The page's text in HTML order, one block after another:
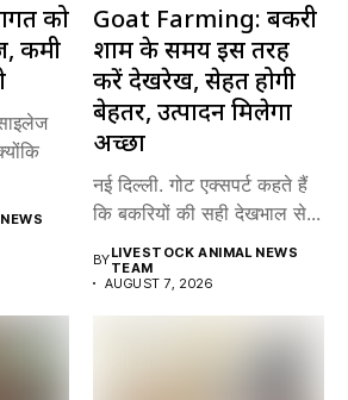
को
कमी
Goat Farming: बकरी
शाम के समय इस तरह
करें देखरेख, सेहत होगी
बेहतर, उत्पादन मिलेगा
अच्छा
नई दिल्ली. गोट एक्सपर्ट कहते हैं
कि बकरियों की सही देखभाल से...
BYLIVESTOCK ANIMAL NEWS
TEAM
AUGUST 7, 2026